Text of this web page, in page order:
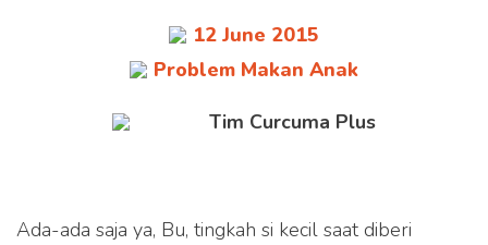
12 June 2015
Problem Makan Anak
Tim Curcuma Plus
Ada-ada saja ya, Bu, tingkah si kecil saat diberi